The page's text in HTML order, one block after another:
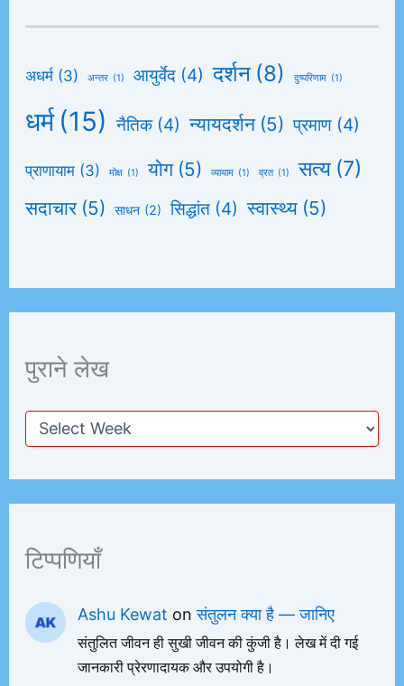
अधर्म (3) अन्तर (1) आयुर्वेद (4) दर्शन (8) दुष्परिणाम (1)
धर्म (15) नैतिक (4) न्यायदर्शन (5) प्रमाण (4)
प्राणायाम (3) मोक्ष (1) योग (5) व्यायाम (1) व्रत (1) सत्य (7)
सदाचार (5) साधन (2) सिद्धांत (4) स्वास्थ्य (5)
पुराने लेख
टिप्पणियाँ
Ashu Kewat onसंतुलन क्या है — जानिए
संतुलित जीवन ही सुखी जीवन की कुंजी है। लेख में दी गई
जानकारी प्रेरणादायक और उपयोगी है।